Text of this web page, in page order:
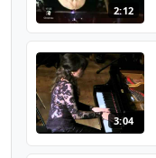
2:12
3:04